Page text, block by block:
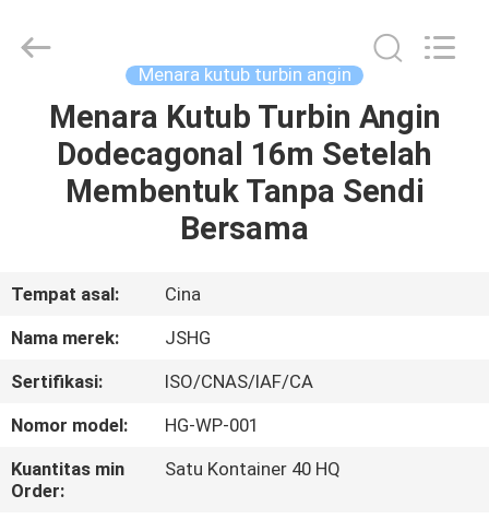
RUMAH
PRODUK
TAMPILAN
TENTANG
KAMI
co.,ltd.
Menara kutub turbin angin
Menara Kutub Turbin Angin
Dodecagonal 16m Setelah
Membentuk Tanpa Sendi
Bersama
Tempat asal:
Cina
Nama merek:
JSHG
Sertifikasi:
ISO/CNAS/IAF/CA
Nomor model:
HG-WP-001
Kuantitas min
Order:
Satu Kontainer 40 HQ